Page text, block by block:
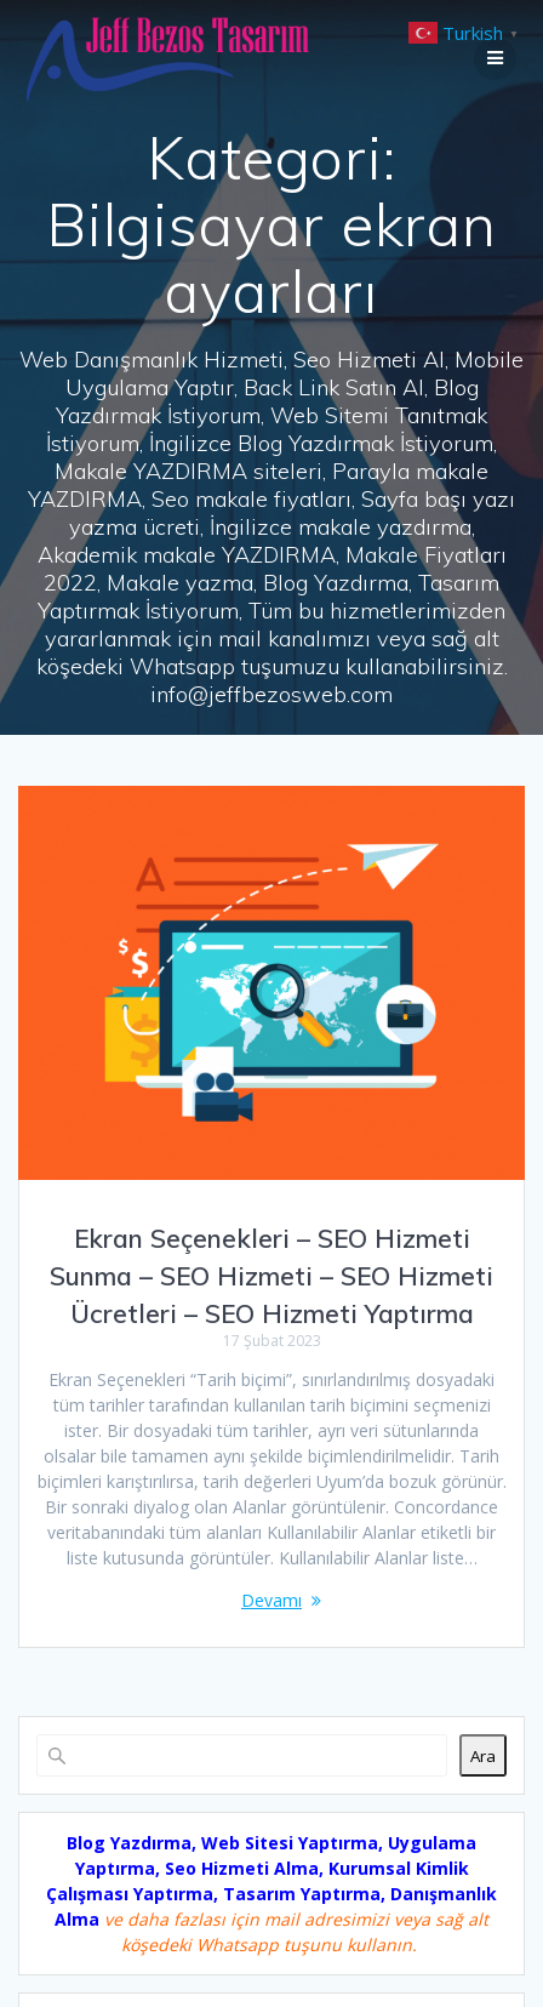
to
Kategori:
Bilgisayar ekran
ayarları
Web Danışmanlık Hizmeti, Seo Hizmeti Al, Mobile
Uygulama Yaptır, Back Link Satın Al, Blog
Yazdırmak İstiyorum, Web Sitemi Tanıtmak
İstiyorum, İngilizce Blog Yazdırmak İstiyorum,
Makale YAZDIRMA siteleri, Parayla makale
YAZDIRMA, Seo makale fiyatları, Sayfa başı yazı
yazma ücreti, İngilizce makale yazdırma,
Akademik makale YAZDIRMA, Makale Fiyatları
2022, Makale yazma, Blog Yazdırma, Tasarım
Yaptırmak İstiyorum, Tüm bu hizmetlerimizden
yararlanmak için mail kanalımızı veya sağ alt
köşedeki Whatsapp tuşumuzu kullanabilirsiniz.
info@jeffbezosweb.com
Ekran Seçenekleri – SEO Hizmeti
Sunma – SEO Hizmeti – SEO Hizmeti
Ücretleri – SEO Hizmeti Yaptırma
17 Şubat 2023
Ekran Seçenekleri “Tarih biçimi”, sınırlandırılmış dosyadaki
tüm tarihler tarafından kullanılan tarih biçimini seçmenizi
ister. Bir dosyadaki tüm tarihler, ayrı veri sütunlarında
olsalar bile tamamen aynı şekilde biçimlendirilmelidir. Tarih
biçimleri karıştırılırsa, tarih değerleri Uyum’da bozuk görünür.
Bir sonraki diyalog olan Alanlar görüntülenir. Concordance
veritabanındaki tüm alanları Kullanılabilir Alanlar etiketli bir
liste kutusunda görüntüler. Kullanılabilir Alanlar liste…
Devamı
Ara
Blog Yazdırma, Web Sitesi Yaptırma, Uygulama
Yaptırma, Seo Hizmeti Alma, Kurumsal Kimlik
Çalışması Yaptırma, Tasarım Yaptırma, Danışmanlık
Alma ve daha fazlası için mail adresimizi veya sağ alt
köşedeki Whatsapp tuşunu kullanın.
Turkish ▼